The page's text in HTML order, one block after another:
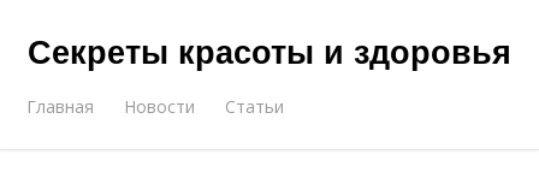
Секреты красоты и здоровья
Главная Новости Статьи